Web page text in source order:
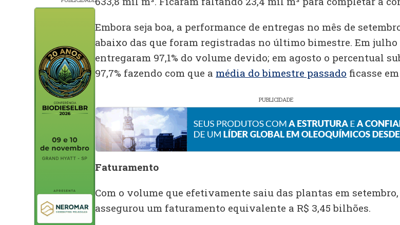
Embora seja boa, a performance de entregas no mês de
abaixo das que foram registradas no último bimestre. Em
entregaram 97,1% do volume devido; em agosto o percentual
97,7% fazendo com que a média do bimestre passado ficasse em
PUBLICIDADE
Faturamento
Com o volume que efetivamente saiu das plantas em
assegurou um faturamento equivalente a R$ 3,45 bilhões.